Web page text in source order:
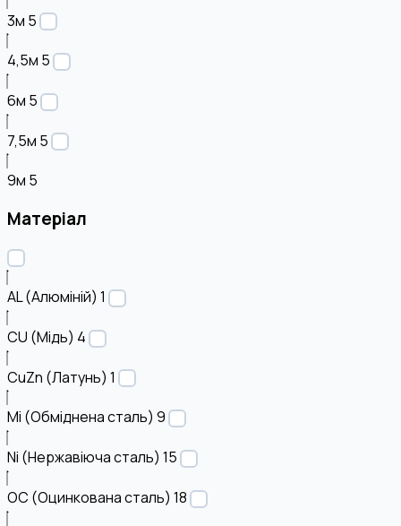
3м 5
4,5м 5
6м 5
7,5м 5
9м 5
Матеріал
AL (Алюміній) 1
CU (Мідь) 4
CuZn (Латунь) 1
Mi (Обміднена сталь) 9
Ni (Нержавіюча сталь) 15
OC (Оцинкована сталь) 18